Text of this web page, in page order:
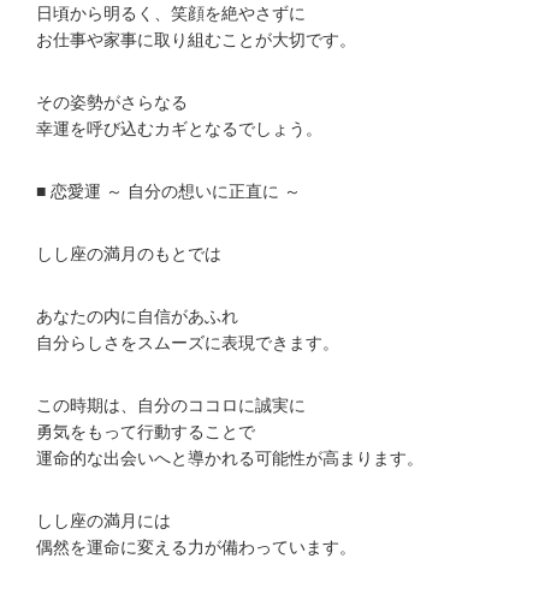
日頃から明るく、笑顔を絶やさずに
お仕事や家事に取り組むことが大切です。
その姿勢がさらなる
幸運を呼び込むカギとなるでしょう。
■ 恋愛運 ～ 自分の想いに正直に ～
しし座の満月のもとでは
あなたの内に自信があふれ
自分らしさをスムーズに表現できます。
この時期は、自分のココロに誠実に
勇気をもって行動することで
運命的な出会いへと導かれる可能性が高まります。
しし座の満月には
偶然を運命に変える力が備わっています。